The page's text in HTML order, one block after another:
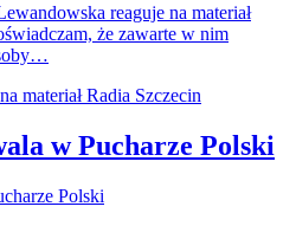
reaguje na materiał
że zawarte w nim
w Pucharze Polski